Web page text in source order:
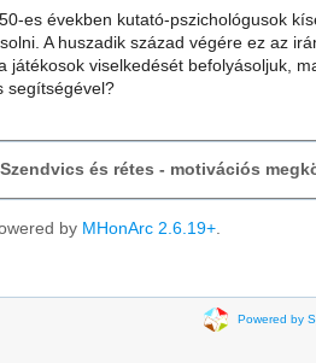
es években kutató-pszichológusok
A huszadik század végére ez az
játékosok viselkedését befolyásoljuk,
segítségével?
és rétes - motivációs
by MHonArc 2.6.19+.
Powered by